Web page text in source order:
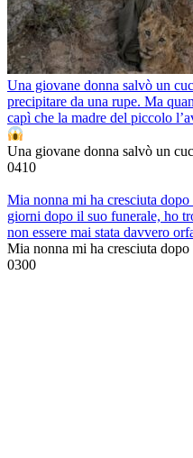
Una giovane donna salvò un
precipitare da una rupe. Ma
capì che la madre del piccolo
Una giovane donna salvò un
0410
Mia nonna mi ha cresciuta
giorni dopo il suo funerale, ho
non essere mai stata davvero
Mia nonna mi ha cresciuta
0300